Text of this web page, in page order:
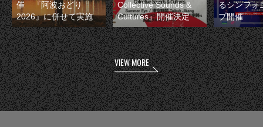
催 『阿波おどり
2026』に併せて実施
Collective Sounds &
Cultures』開催決定
るシンフォ
ブ開催
VIEW MORE